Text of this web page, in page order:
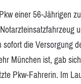
einer 56-Jährigen
die Versorgung
München ist, gab
Pkw-Fahrerin. Im